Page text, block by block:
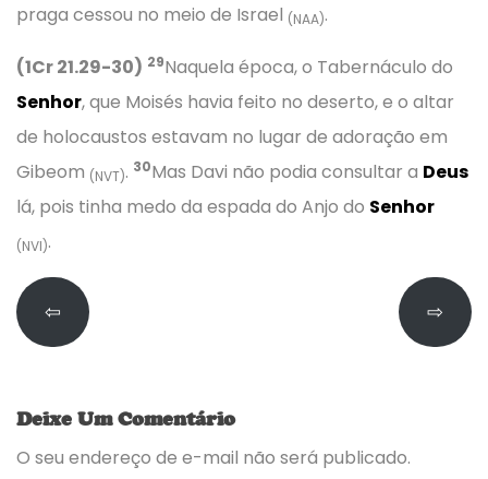
praga cessou no meio de Israel (NAA).
(1Cr 21.29-30) 29Naquela época, o Tabernáculo do
Senhor, que Moisés havia feito no deserto, e o altar
de holocaustos estavam no lugar de adoração em
Gibeom (NVT). 30Mas Davi não podia consultar a Deus
lá, pois tinha medo da espada do Anjo do Senhor
(NVI).
⇦ ⇨
Deixe Um Comentário
O seu endereço de e-mail não será publicado.